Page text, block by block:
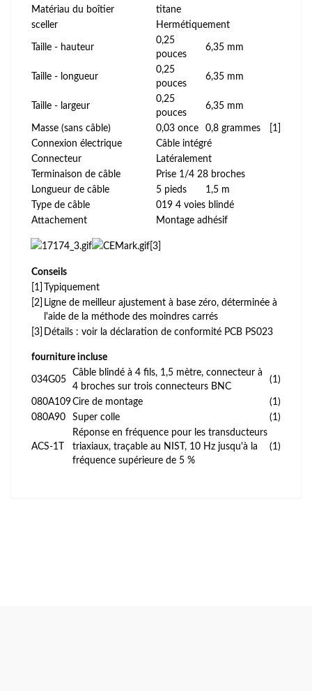
Matériau du boîtier
titane
sceller
Hermétiquement
Taille - hauteur
0,25
pouces
6,35 mm
Taille - longueur
0,25
pouces
6,35 mm
Taille - largeur
0,25
pouces
6,35 mm
Masse (sans câble) 0,03 once 0,8 grammes
[1]
Connexion électrique
Câble intégré
Connecteur
Latéralement
Terminaison de câble
Prise 1/4 28 broches
Longueur de câble
5 pieds
1,5 m
Type de câble
019 4 voies blindé
Attachement
Montage adhésif
[3]
Conseils
[1]
Typiquement
[2] Ligne de meilleur ajustement à base zéro, déterminée à
l'aide de la méthode des moindres carrés
[3] Détails : voir la déclaration de conformité PCB PS023
fourniture incluse
034G05
Câble blindé à 4 fils, 1,5 mètre, connecteur à
4 broches sur trois connecteurs BNC
(1)
080A109Cire de montage
(1)
080A90
Super colle (1)
ACS-1T
Réponse en fréquence pour les transducteurs
triaxiaux, traçable au NIST, 10 Hz jusqu'à la
fréquence supérieure de 5 %
(1)